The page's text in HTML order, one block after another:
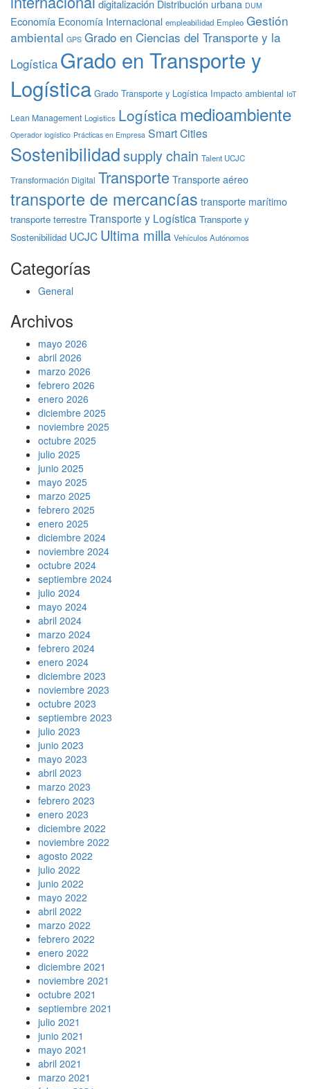
digitalización Distribución urbana DUM
Economía Economía Internacional empleabilidad Empleo Gestión
ambiental GPS Grado en Ciencias del Transporte y la
Logística Grado en Transporte y
Logística Grado Transporte y Logística Impacto ambiental IoT
Lean Management Logistics Logística medioambiente
Operador logístico Prácticas en Empresa Smart Cities
Sostenibilidadsupply chain Talent UCJC
Transformación Digital Transporte Transporte aéreo
transporte de mercancías transporte marítimo
transporte terrestre Transporte y Logística Transporte y
Sostenibilidad UCJC Ultima milla Vehículos Autónomos
Categorías
General
Archivos
mayo 2026
abril 2026
marzo 2026
febrero 2026
enero 2026
diciembre 2025
noviembre 2025
octubre 2025
julio 2025
junio 2025
mayo 2025
marzo 2025
febrero 2025
enero 2025
diciembre 2024
noviembre 2024
octubre 2024
septiembre 2024
julio 2024
mayo 2024
abril 2024
marzo 2024
febrero 2024
enero 2024
diciembre 2023
noviembre 2023
octubre 2023
septiembre 2023
julio 2023
junio 2023
mayo 2023
abril 2023
marzo 2023
febrero 2023
enero 2023
diciembre 2022
noviembre 2022
agosto 2022
julio 2022
junio 2022
mayo 2022
abril 2022
marzo 2022
febrero 2022
enero 2022
diciembre 2021
noviembre 2021
octubre 2021
septiembre 2021
julio 2021
junio 2021
mayo 2021
abril 2021
marzo 2021